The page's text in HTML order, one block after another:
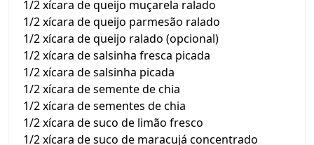
1/2 xícara de queijo muçarela ralado
1/2 xícara de queijo parmesão ralado
1/2 xícara de queijo ralado (opcional)
1/2 xícara de salsinha fresca picada
1/2 xícara de salsinha picada
1/2 xícara de semente de chia
1/2 xícara de sementes de chia
1/2 xícara de suco de limão fresco
1/2 xícara de suco de maracujá concentrado